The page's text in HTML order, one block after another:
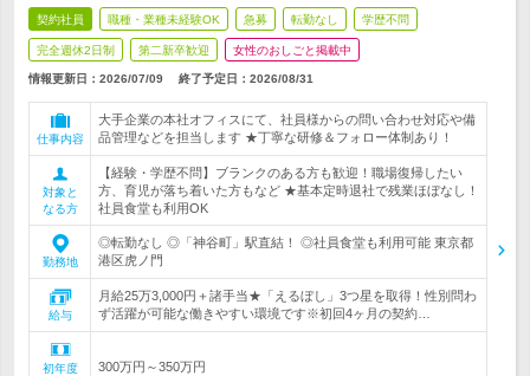
契約社員 職種・業種未経験OK 急募 転勤なし 学歴不問
完全週休2日制 第二新卒歓迎 女性のおしごと掲載中
情報更新日：2026/07/09 終了予定日： 2026/08/31
仕事内容
大手企業の本社オフィスにて、社員様からの問い合わせ対応や備
品管理などを担当します ★丁寧な研修＆フォロー体制あり！
対象と
なる方
【経験・学歴不問】ブランクのある方も歓迎！職場復帰したい
方、育児が落ち着いた方もなど ★基本定時退社で残業ほぼなし！
社員食堂も利用OK
勤務地
◎転勤なし ◎「神谷町」駅直結！ ◎社員食堂も利用可能 東京都
港区虎ノ門
給与
月給25万3,000円＋諸手当★「えるぼし」3つ星を取得！性別問わ
ず活躍が可能な働きやすい環境です※初回4ヶ月の契約…
初年度
300万円～350万円